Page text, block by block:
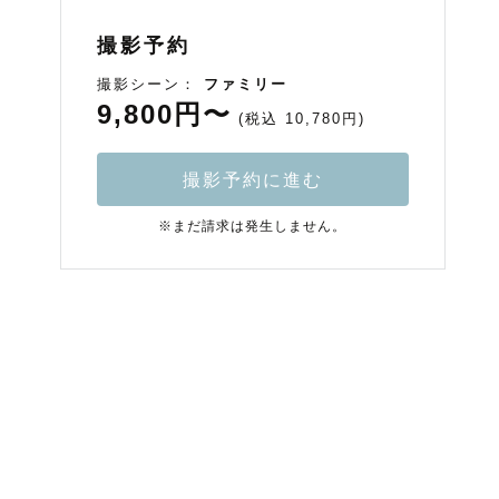
撮影予約
撮影シーン： ファミリー
9,800円〜 (税込 10,780円)
撮影予約に進む
※まだ請求は発生しません。